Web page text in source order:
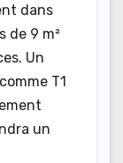
dans
de 9 m²
Un
T1
un